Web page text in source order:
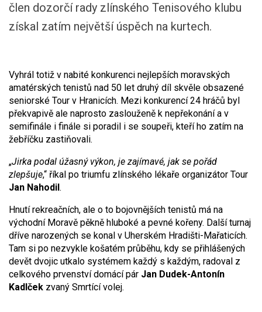
člen dozorčí rady zlínského Tenisového klubu
získal zatím největší úspěch na kurtech.
Vyhrál totiž v nabité konkurenci nejlepších moravských
amatérských tenistů nad 50 let druhý díl skvěle obsazené
seniorské Tour v Hranicích. Mezi konkurencí 24 hráčů byl
překvapivě ale naprosto zaslouženě k nepřekonání a v
semifinále i finále si poradil i se soupeři, kteří ho zatím na
žebříčku zastiňovali.
„Jirka podal úžasný výkon, je zajímavé, jak se pořád
zlepšuje,“ říkal po triumfu zlínského lékaře organizátor Tour
Jan Nahodil.
Hnutí rekreačních, ale o to bojovnějších tenistů má na
východní Moravě pěkně hluboké a pevné kořeny. Další turnaj
dříve narozených se konal v Uherském Hradišti-Mařaticích.
Tam si po nezvykle košatém průběhu, kdy se přihlášených
devět dvojic utkalo systémem každý s každým, radoval z
celkového prvenství domácí pár Jan Dudek-Antonín
Kadlček zvaný Smrtící volej.